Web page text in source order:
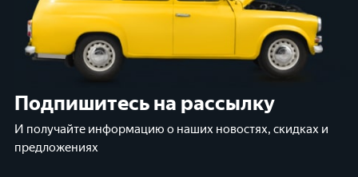
Подпишитесь на рассылку
И получайте информацию о наших новостях, скидках и
предложениях